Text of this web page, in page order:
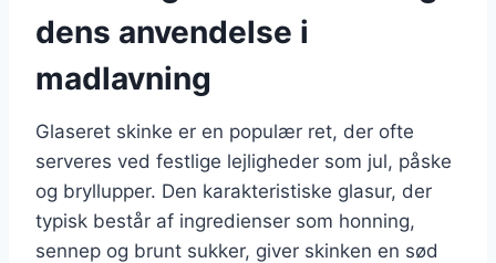
dens anvendelse i
madlavning
Glaseret skinke er en populær ret, der ofte
serveres ved festlige lejligheder som jul, påske
og bryllupper. Den karakteristiske glasur, der
typisk består af ingredienser som honning,
sennep og brunt sukker, giver skinken en sød